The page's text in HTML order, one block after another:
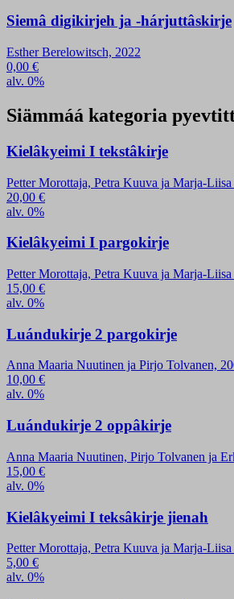
Siemâ digikirjeh ja -hárjuttâskirje
Esther Berelowitsch, 2022
0,00 €
alv. 0%
Siämmáá kategoria
Kielâkyeimi I tekstâkirje
Petter Morottaja, Petra Kuuva ja Marja-
20,00 €
alv. 0%
Kielâkyeimi I pargokirje
Petter Morottaja, Petra Kuuva ja Marja-
15,00 €
alv. 0%
Luándukirje 2 pargokirje
Anna Maaria Nuutinen ja Pirjo Tolvanen,
10,00 €
alv. 0%
Luándukirje 2 oppâkirje
Anna Maaria Nuutinen, Pirjo Tolvanen ja
15,00 €
alv. 0%
Kielâkyeimi I teksâkirje jienah
Petter Morottaja, Petra Kuuva ja Marja-
5,00 €
alv. 0%